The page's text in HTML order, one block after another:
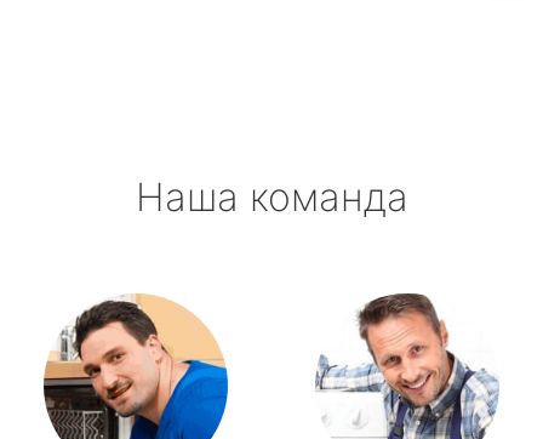
Наша команда